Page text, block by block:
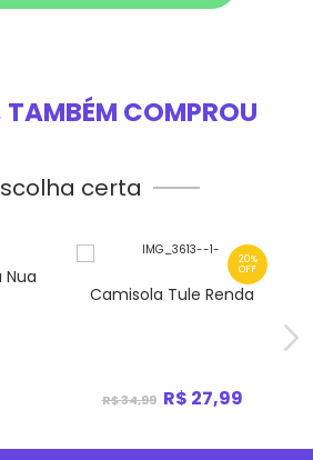
TAMBÉM COMPROU
certa
20%
OFF
Camisola Tule Renda
R$ 34,99 R$ 27,99